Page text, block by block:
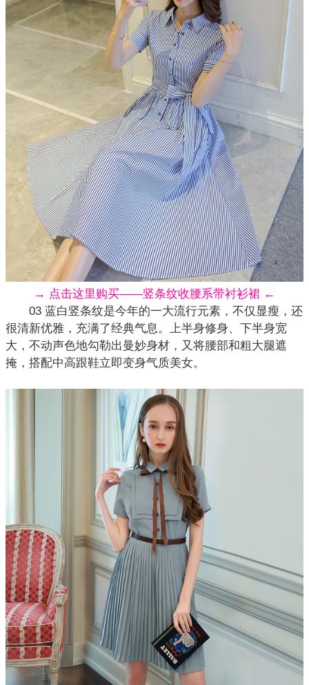
→ 点击这里购买——竖条纹收腰系带衬衫裙 ←
03 蓝白竖条纹是今年的一大流行元素，不仅显瘦，还
很清新优雅，充满了经典气息。上半身修身、下半身宽
大，不动声色地勾勒出曼妙身材，又将腰部和粗大腿遮
掩，搭配中高跟鞋立即变身气质美女。